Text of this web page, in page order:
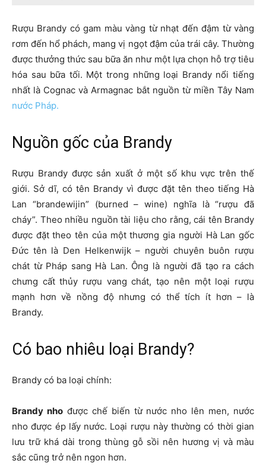
Rượu Brandy có gam màu vàng từ nhạt đến đậm từ vàng
rơm đến hổ phách, mang vị ngọt đậm của trái cây. Thường
được thưởng thức sau bữa ăn như một lựa chọn hỗ trợ tiêu
hóa sau bữa tối. Một trong những loại Brandy nổi tiếng
nhất là Cognac và Armagnac bắt nguồn từ miền Tây Nam
nước Pháp.
Nguồn gốc của Brandy
Rượu Brandy được sản xuất ở một số khu vực trên thế
giới. Sở dĩ, có tên Brandy vì được đặt tên theo tiếng Hà
Lan “brandewijin” (burned – wine) nghĩa là “rượu đã
cháy”. Theo nhiều nguồn tài liệu cho rằng, cái tên Brandy
được đặt theo tên của một thương gia người Hà Lan gốc
Đức tên là Den Helkenwijk – người chuyên buôn rượu
chát từ Pháp sang Hà Lan. Ông là người đã tạo ra cách
chưng cất thủy rượu vang chát, tạo nên một loại rượu
mạnh hơn về nồng độ nhưng có thể tích ít hơn – là
Brandy.
Có bao nhiêu loại Brandy?
Brandy có ba loại chính:
Brandy nhođược chế biến từ nước nho lên men, nước
nho được ép lấy nước. Loại rượu này thường có thời gian
lưu trữ khá dài trong thùng gỗ sồi nên hương vị và màu
sắc cũng trở nên ngon hơn.